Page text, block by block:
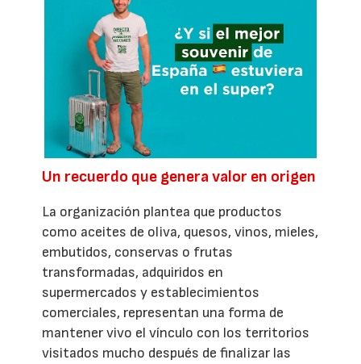
Un recuerdo que genera valor en origen
La organización plantea que productos
como aceites de oliva, quesos, vinos, mieles,
embutidos, conservas o frutas
transformadas, adquiridos en
supermercados y establecimientos
comerciales, representan una forma de
mantener vivo el vínculo con los territorios
visitados mucho después de finalizar las